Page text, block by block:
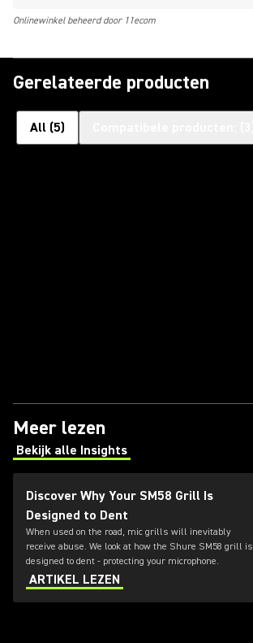
Onlinewinkel beheerd door 11ecom
Gerelateerde producten
All (5)
Meer lezen
Bekijk alle Insights
(Opens in a new tab)
Discover Why Your SM58 Grill Is
Designed to Dent
When used on the road, mic grills will inevitably
receive abuse. We look at how the Shure SM58 grill is
designed to dent - protecting your microphone.
ARTIKEL LEZEN